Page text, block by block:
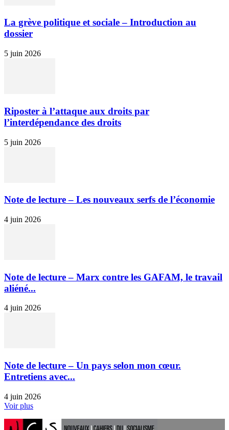
La grève politique et sociale – Introduction au
dossier
5 juin 2026
Riposter à l’attaque aux droits par
l’interdépendance des droits
5 juin 2026
Note de lecture – Les nouveaux serfs de l’économie
4 juin 2026
Note de lecture – Marx contre les GAFAM, le travail
aliéné...
4 juin 2026
Note de lecture – Un pays selon mon cœur.
Entretiens avec...
4 juin 2026
Voir plus